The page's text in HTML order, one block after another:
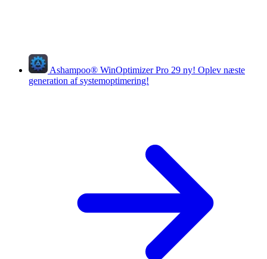
Ashampoo® WinOptimizer Pro 29 ny! Oplev næste
generation af systemoptimering!